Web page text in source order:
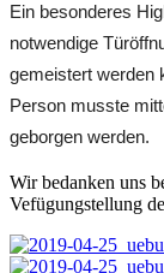
Ein besonderes
notwendige
gemeistert werden
Person musste
geborgen werden.
Wir bedanken uns
Vefügungstellung